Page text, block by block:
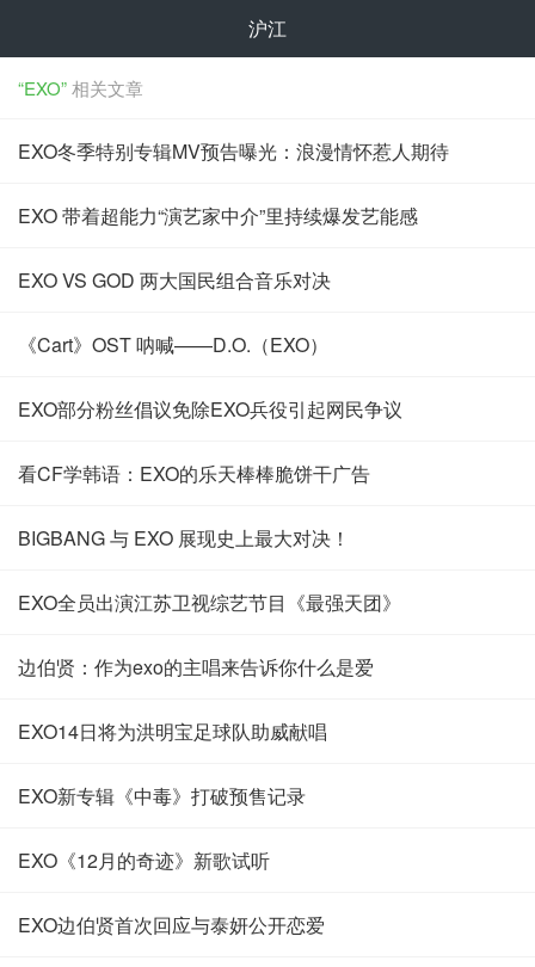
沪江
“EXO”相关文章
EXO冬季特别专辑MV预告曝光：浪漫情怀惹人期待
EXO 带着超能力“演艺家中介”里持续爆发艺能感
EXO VS GOD 两大国民组合音乐对决
《Cart》OST 呐喊——D.O.（EXO）
EXO部分粉丝倡议免除EXO兵役引起网民争议
看CF学韩语：EXO的乐天棒棒脆饼干广告
BIGBANG 与 EXO 展现史上最大对决！
EXO全员出演江苏卫视综艺节目《最强天团》
边伯贤：作为exo的主唱来告诉你什么是爱
EXO14日将为洪明宝足球队助威献唱
EXO新专辑《中毒》打破预售记录
EXO《12月的奇迹》新歌试听
EXO边伯贤首次回应与泰妍公开恋爱